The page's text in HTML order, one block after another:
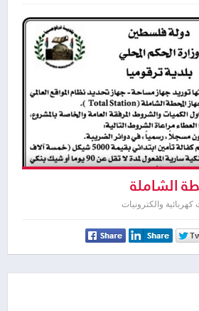
الشاملة
والكترونيات